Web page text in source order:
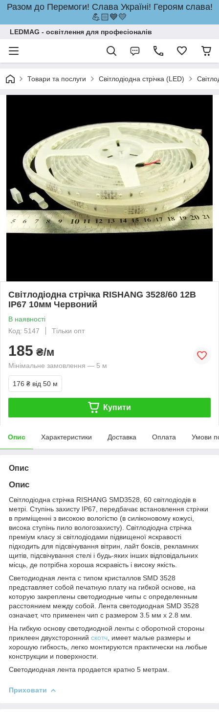
Разом до Перемоги! Слава Україні! Героям слава!
💪🏻💙💛
LEDMAG - освітлення для професіоналів
Товари та послуги Світлодіодна стрічка (LED)
Світлодіодна стрічка RISHANG 3528/60 12В
IP67 10мм Червоний
В наявності
Код: 5147
Тільки опт
185 ₴/м
Мінімальне замовлення — 5 м
176 ₴ від 50 м
Купити
Опис Характеристики Доставка Оплата Умови
Опис
Опис
Світлодіодна стрічка RISHANG SMD3528, 60 світлодіодів в
метрі. Ступінь захисту IP67, передбачає встановлення стрічки
в приміщенні з високою вологістю (в силіконовому кожусі,
висока ступінь пило вологозахисту). Світлодіодна стрічка
преміум класу зі світлодіодами підвищеної яскравості
підходить для підсвічування вітрин, лайт боксів, рекламних
щитів, підсвічування стелі і будь-яких інших відповідальних
місць, де потрібна хороша яскравість і високу якість.
Светодиодная лента с типом кристаллов SMD 3528
представляет собой печатную плату на гибкой основе, на
которую закреплены светодиодные чипы с определенным
расстоянием между собой. Лента светодиодная SMD 3528
означает, что применен чип с размером 3.5 мм х 2.8 мм.
На гибкую основу светодиодной ленты с оборотной стороны
приклеен двухсторонний скотч , имеет малые размеры и
хорошую гибкость, легко монтируются практически на любые
конструкции и поверхности.
Светодиодная лента продается кратно 5 метрам.
Приховати